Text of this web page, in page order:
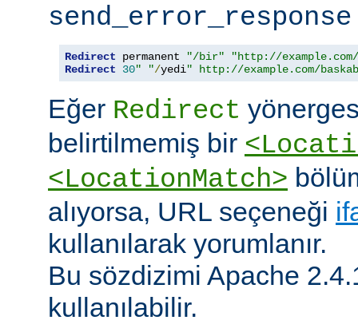
send_error_response
Redirect permanent "/bir"
"http://
Redirect
30" "/yedi" http://example.com/
Eğer Redirect
belirtilmemiş bir
<LocationMatch>
alıyorsa, URL seçeneği
kullanılarak yorumlanır.
Bu sözdizimi Apache
kullanılabilir.